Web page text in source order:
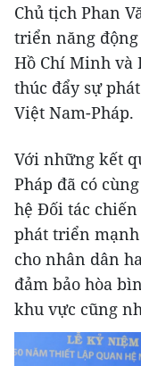
Chủ tịch Phan
triển năng
Hồ Chí Minh và
thúc đẩy sự
Việt Nam-Pháp.
Với những kết
Pháp đã có
hệ Đối tác
phát triển
cho nhân dân
đảm bảo hòa
khu vực cũng